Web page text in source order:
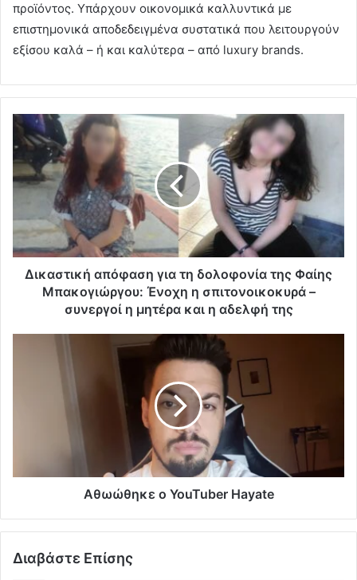
προϊόντος. Υπάρχουν οικονομικά καλλυντικά με
επιστημονικά αποδεδειγμένα συστατικά που λειτουργούν
εξίσου καλά – ή και καλύτερα – από luxury brands.
Δικαστική απόφαση για τη δολοφονία της Φαίης
Μπακογιώργου: Ένοχη η σπιτονοικοκυρά –
συνεργοί η μητέρα και η αδελφή της
Αθωώθηκε ο YouTuber Hayate
Διαβάστε Επίσης